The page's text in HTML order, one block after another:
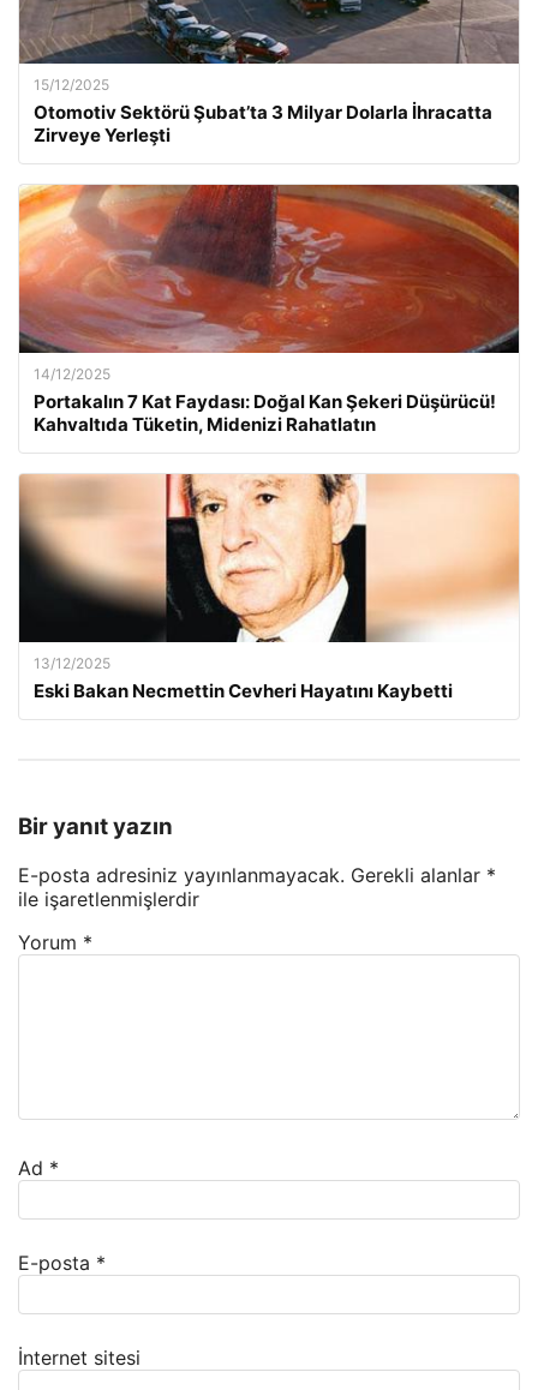
15/12/2025
Otomotiv Sektörü Şubat’ta 3 Milyar Dolarla İhracatta
Zirveye Yerleşti
14/12/2025
Portakalın 7 Kat Faydası: Doğal Kan Şekeri Düşürücü!
Kahvaltıda Tüketin, Midenizi Rahatlatın
13/12/2025
Eski Bakan Necmettin Cevheri Hayatını Kaybetti
Bir yanıt yazın
E-posta adresiniz yayınlanmayacak. Gerekli alanlar *
ile işaretlenmişlerdir
Yorum *
Ad *
E-posta *
İnternet sitesi